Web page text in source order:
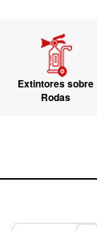
Extintores sobre
Rodas